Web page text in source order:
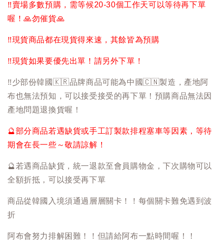
‼️賣場多數預購，需等候20-30個工作天可以等待再下單
喔！🙏勿催貨🙏
‼️現貨商品都在現貨得來速，其餘皆為預購
‼️現貨如果要優先出單！請另外下單！
‼️少部份韓國 🇰🇷品牌商品可能為中國🇨🇳製造，產地阿
布也無法預知，可以接受接受的再下單！預購商品無法因
產地問題退換貨喔！
🔮部分商品若遇缺貨或手工訂製款排程塞車等因素，等待
期會在長一些～敬請諒解！
🔮 若遇商品缺貨，統一退款至會員購物金，下次購物可以
全額折抵，可以接受再下單
商品從韓國入境須通過層層關卡！！每個關卡難免遇到波
折
阿布會努力排解困難！！但請給阿布一點時間喔！！